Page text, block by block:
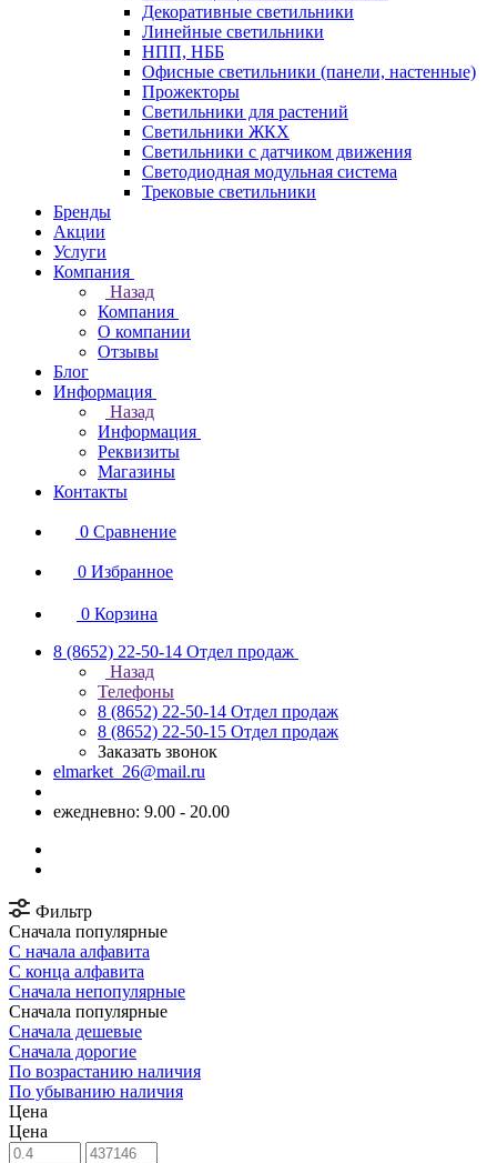
Декоративные светильники
Линейные светильники
НПП, НББ
Офисные светильники (панели, настенные)
Прожекторы
Светильники для растений
Светильники ЖКХ
Светильники с датчиком движения
Светодиодная модульная система
Трековые светильники
Бренды
Акции
Услуги
Компания
Назад
Компания
О компании
Отзывы
Блог
Информация
Назад
Информация
Реквизиты
Магазины
Контакты
0 Сравнение
0 Избранное
0 Корзина
8 (8652) 22-50-14 Отдел продаж
Назад
Телефоны
8 (8652) 22-50-14 Отдел продаж
8 (8652) 22-50-15 Отдел продаж
Заказать звонок
elmarket_26@mail.ru
ежедневно: 9.00 - 20.00
Фильтр
Сначала популярные
С начала алфавита
С конца алфавита
Сначала непопулярные
Сначала популярные
Сначала дешевые
Сначала дорогие
По возрастанию наличия
По убыванию наличия
Цена
Цена